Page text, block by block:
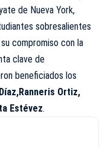
de Nueva York,
sobresalientes
compromiso con la
clave de
beneficiados los
Ortiz,
Estévez.